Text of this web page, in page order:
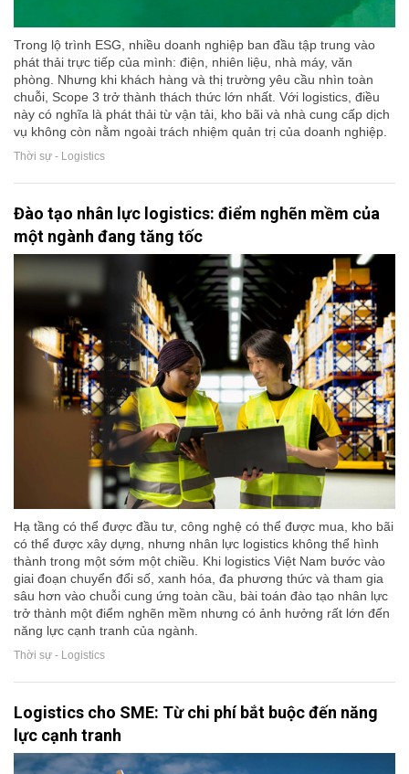
Trong lộ trình ESG, nhiều doanh nghiệp ban đầu tập trung vào
phát thải trực tiếp của mình: điện, nhiên liệu, nhà máy, văn
phòng. Nhưng khi khách hàng và thị trường yêu cầu nhìn toàn
chuỗi, Scope 3 trở thành thách thức lớn nhất. Với logistics, điều
này có nghĩa là phát thải từ vận tải, kho bãi và nhà cung cấp dịch
vụ không còn nằm ngoài trách nhiệm quản trị của doanh nghiệp.
Thời sự - Logistics
Đào tạo nhân lực logistics: điểm nghẽn mềm của
một ngành đang tăng tốc
Hạ tầng có thể được đầu tư, công nghệ có thể được mua, kho bãi
có thể được xây dựng, nhưng nhân lực logistics không thể hình
thành trong một sớm một chiều. Khi logistics Việt Nam bước vào
giai đoạn chuyển đổi số, xanh hóa, đa phương thức và tham gia
sâu hơn vào chuỗi cung ứng toàn cầu, bài toán đào tạo nhân lực
trở thành một điểm nghẽn mềm nhưng có ảnh hưởng rất lớn đến
năng lực cạnh tranh của ngành.
Thời sự - Logistics
Logistics cho SME: Từ chi phí bắt buộc đến năng
lực cạnh tranh